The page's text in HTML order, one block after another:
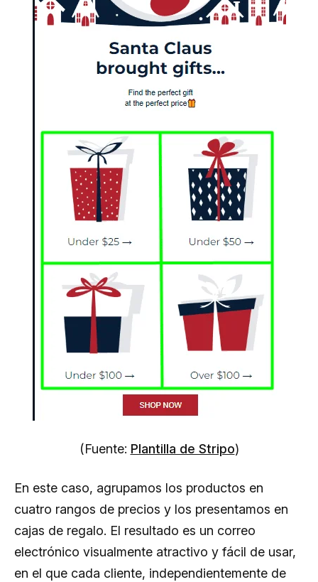
(Fuente: Plantilla de Stripo)
En este caso, agrupamos los productos en
cuatro rangos de precios y los presentamos en
cajas de regalo. El resultado es un correo
electrónico visualmente atractivo y fácil de usar,
en el que cada cliente, independientemente de